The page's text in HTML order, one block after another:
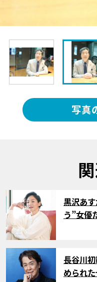
写真
黒沢あ
う”女優
サムネイル
長谷川
められ